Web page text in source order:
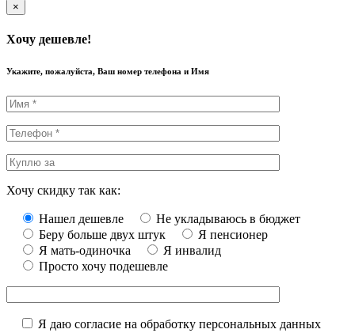
×
Хочу дешевле!
Укажите, пожалуйста, Ваш номер телефона и Имя
Хочу скидку так как:
Нашел дешевле
Не укладываюсь в бюджет
Беру больше двух штук
Я пенсионер
Я мать-одиночка
Я инвалид
Просто хочу подешевле
Я даю согласие на обработку персональных данных